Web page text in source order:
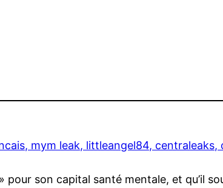
mym leak, littleangel84, centraleaks,
son capital santé mentale, et qu’il